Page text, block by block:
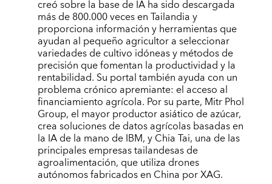
creó sobre la base de IA ha sido descargada
más de 800.000 veces en Tailandia y
proporciona información y herramientas que
ayudan al pequeño agricultor a seleccionar
variedades de cultivo idóneas y métodos de
precisión que fomentan la productividad y la
rentabilidad. Su portal también ayuda con un
problema crónico apremiante: el acceso al
financiamiento agrícola. Por su parte, Mitr Phol
Group, el mayor productor asiático de azúcar,
crea soluciones de datos agrícolas basadas en
la IA de la mano de IBM, y Chia Tai, una de las
principales empresas tailandesas de
agroalimentación, que utiliza drones
autónomos fabricados en China por XAG.